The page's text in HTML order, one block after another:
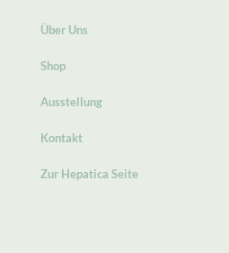
Über Uns
Shop
Ausstellung
Kontakt
Zur Hepatica Seite